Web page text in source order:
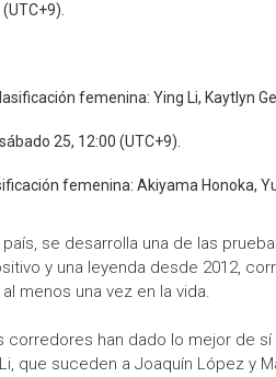
femenina: Ying Li, Kaytlyn
25, 12:00 (UTC+9).
femenina: Akiyama Honoka,
se desarrolla una de las
y una leyenda desde 2012,
menos una vez en la vida.
han dado lo mejor de
que suceden a Joaquín López y